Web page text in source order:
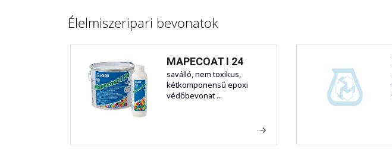
Élelmiszeripari bevonatok
MAPECOAT I 24
saválló, nem toxikus,
kétkomponensű epoxi
védőbevonat ...